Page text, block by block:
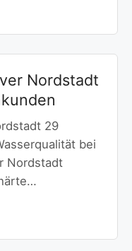
Nordstadt
29
bei
Nordstadt